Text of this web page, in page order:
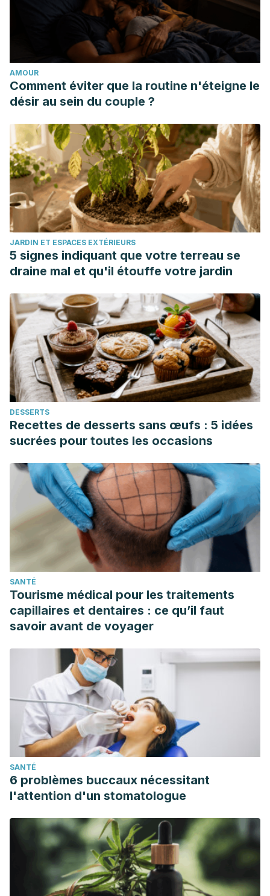
Park, K. Y., & Jeong, J. K. (2015). Kimchi (Korean Fermented
Vegetables) as a Probiotic Food. In Probiotics, Prebiotics,
and Synbiotics: Bioactive Foods in Health Promotion.
https://doi.org/10.1016/B978-0-12-802189-7.00026-5
Marco, M. L., Heeney, D., Binda, S., Cifelli, C. J., Cotter, P. D.,
Foligné, B., … Hutkins, R. (2017). Health benefits of
fermented foods: microbiota and beyond. Current Opinion
in Biotechnology. https://doi.org/10.1016/j.copbio.2016.11.010
Park, K. Y., Kim, H. Y., & Jeong, J. K. (2016). Kimchi and Its
Health Benefits. In Fermented Foods in Health and Disease
Prevention. https://doi.org/10.1016/B978-0-12-802309-
9.00020-0
Choi, H. J., Lee, N. K., & Paik, H. D. (2015). Health benefits of
lactic acid bacteria isolated from kimchi, with respect to
immunomodulatory effects. Food Science and
Biotechnology. https://doi.org/10.1007/s10068-015-0102-3
AMOUR
Comment éviter que la routine n'éteigne le
désir au sein du couple ?
JARDIN ET ESPACES EXTÉRIEURS
5 signes indiquant que votre terreau se
draine mal et qu'il étouffe votre jardin
DESSERTS
Recettes de desserts sans œufs : 5 idées
sucrées pour toutes les occasions
SANTÉ
Tourisme médical pour les traitements
capillaires et dentaires : ce qu’il faut
savoir avant de voyager
SANTÉ
6 problèmes buccaux nécessitant
l'attention d'un stomatologue